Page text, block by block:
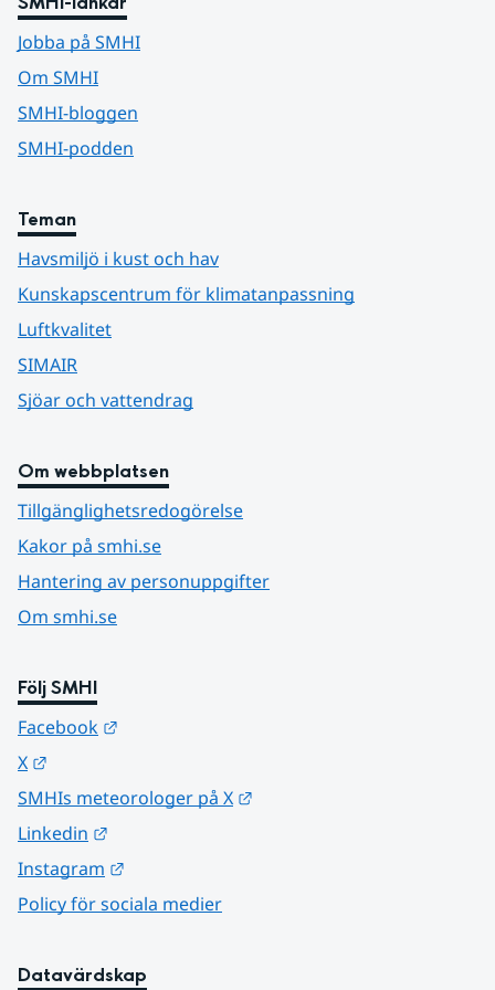
Jobba på SMHI
Om SMHI
SMHI-bloggen
SMHI-podden
Teman
Havsmiljö i kust och hav
Kunskapscentrum för klimatanpassning
Luftkvalitet
SIMAIR
Sjöar och vattendrag
Om webbplatsen
Tillgänglighetsredogörelse
Kakor på smhi.se
Hantering av personuppgifter
Om smhi.se
Följ SMHI
Facebook
X
SMHIs meteorologer på X
Linkedin
Instagram
Policy för sociala medier
Datavärdskap